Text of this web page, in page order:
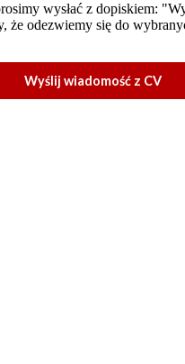
wysłać z dopiskiem:
że odezwiemy się do
Wyślij wiadomość z CV